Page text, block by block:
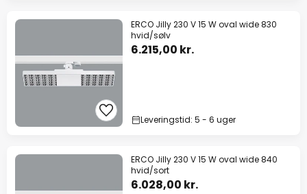
ERCO Jilly 230 V 15 W oval wide 830
hvid/sølv
6.215,00 kr.
Leveringstid: 5 - 6 uger
ERCO Jilly 230 V 15 W oval wide 840
hvid/sort
6.028,00 kr.